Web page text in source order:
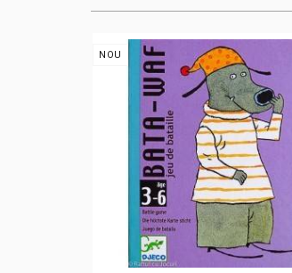
NOU